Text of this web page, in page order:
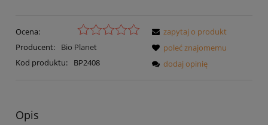
Ocena:
Producent:
Bio Planet
Kod produktu:
BP2408
zapytaj o produkt
poleć znajomemu
dodaj opinię
Opis